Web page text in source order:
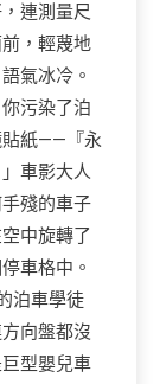
連測量尺
，輕蔑地
氣冰冷。
污染了泊
貼紙——『永
車影大人
殘的車子
中旋轉了
車格中。
泊車學徒
向盤都沒
型嬰兒車